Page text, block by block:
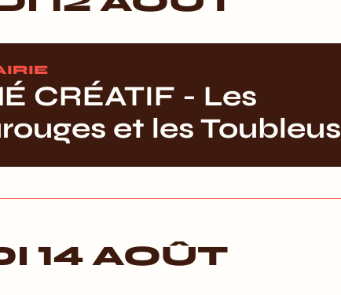
CRÉATIF - Les
et les Toubleus
14 AOÛT